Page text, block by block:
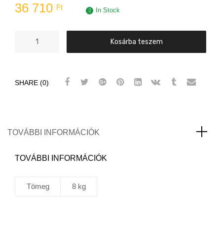
36 710 Ft In Stock
+
szett
Kosárba teszem
SHARE (0)
TOVÁBBI INFORMÁCIÓK
TOVÁBBI INFORMÁCIÓK
Tömeg 8 kg